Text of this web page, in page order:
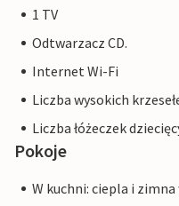
1 TV
Odtwarzacz CD.
Internet Wi-Fi
Liczba wysokich
Liczba łóżeczek
Pokoje
W kuchni: ciepla i zimna